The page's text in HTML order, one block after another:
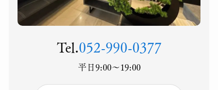
Tel.052-990-0377
平日9:00〜19:00